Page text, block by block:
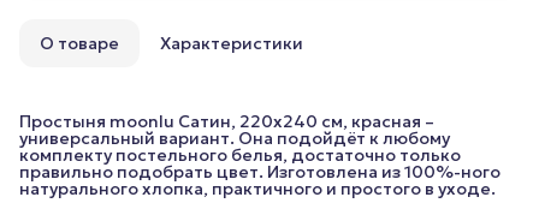
О товаре Характеристики
Простыня moonlu Сатин, 220x240 см, красная –
универсальный вариант. Она подойдёт к любому
комплекту постельного белья, достаточно только
правильно подобрать цвет. Изготовлена из 100%-ного
натурального хлопка, практичного и простого в уходе.